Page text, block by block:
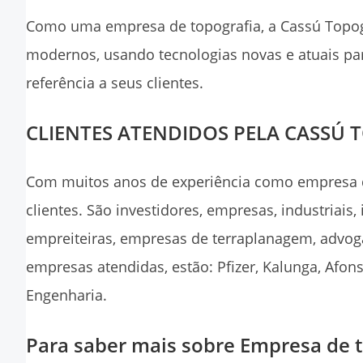
Como uma empresa de topografia, a Cassú
modernos, usando tecnologias novas e atuais
referência a seus clientes.
CLIENTES ATENDIDOS PELA CASSÚ
Com muitos anos de experiência como empresa
clientes. São investidores, empresas,
empreiteiras, empresas de terraplanagem,
empresas atendidas, estão: Pfizer, Kalunga,
Engenharia.
Para saber mais sobre Empresa de